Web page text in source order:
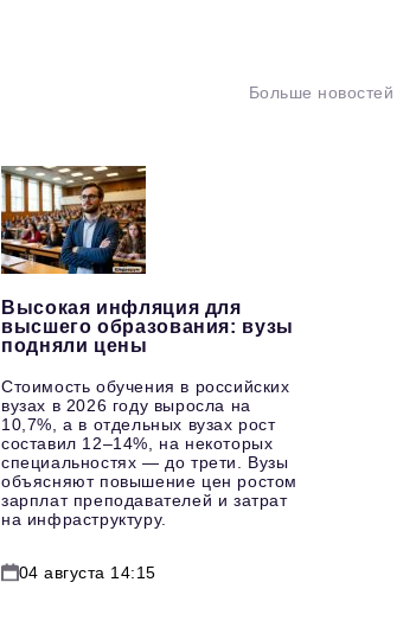
Больше новостей
Высокая инфляция для
высшего образования: вузы
подняли цены
Стоимость обучения в российских
вузах в 2026 году выросла на
10,7%, а в отдельных вузах рост
составил 12–14%, на некоторых
специальностях — до трети. Вузы
объясняют повышение цен ростом
зарплат преподавателей и затрат
на инфраструктуру.
04 августа 14:15